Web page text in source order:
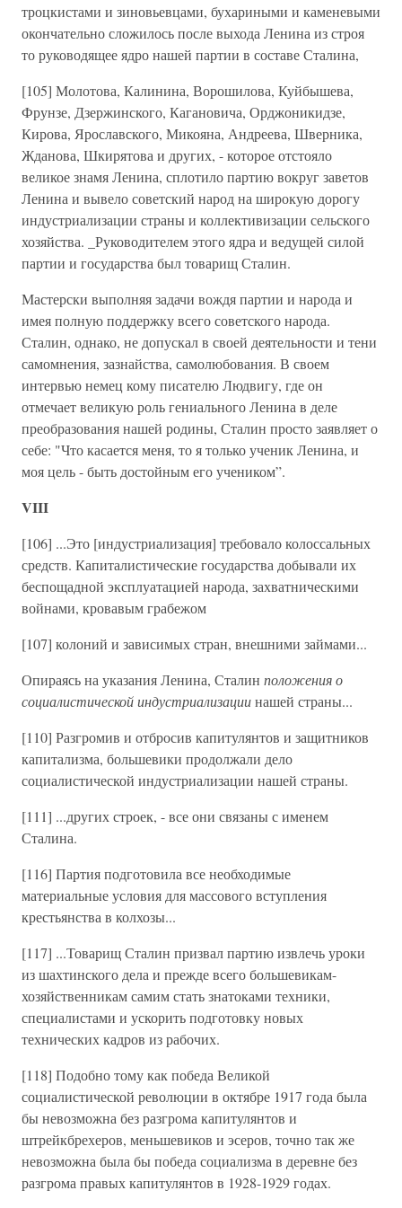
троцкистами и зиновьевцами, бухариными и каменевыми
окончательно сложилось после выхода Ленина из строя
то руководящее ядро нашей партии в составе Сталина,
[105] Молотова, Калинина, Ворошилова, Куйбышева,
Фрунзе, Дзержинского, Кагановича, Орджоникидзе,
Кирова, Ярославского, Микояна, Андреева, Шверника,
Жданова, Шкирятова и других, - которое отстояло
великое знамя Ленина, сплотило партию вокруг заветов
Ленина и вывело советский народ на широкую дорогу
индустриализации страны и коллективизации сельского
хозяйства. _Руководителем этого ядра и ведущей силой
партии и государства был товарищ Сталин.
Мастерски выполняя задачи вождя партии и народа и
имея полную поддержку всего советского народа.
Сталин, однако, не допускал в своей деятельности и тени
самомнения, зазнайства, самолюбования. В своем
интервью немец кому писателю Людвигу, где он
отмечает великую роль гениального Ленина в деле
преобразования нашей родины, Сталин просто заявляет о
себе: "Что касается меня, то я только ученик Ленина, и
моя цель - быть достойным его учеником”.
VIII
[106] ...Это [индустриализация] требовало колоссальных
средств. Капиталистические государства добывали их
беспощадной эксплуатацией народа, захватническими
войнами, кровавым грабежом
[107] колоний и зависимых стран, внешними займами...
Опираясь на указания Ленина, Сталин положения о
социалистической индустриализациинашей страны...
[110] Разгромив и отбросив капитулянтов и защитников
капитализма, большевики продолжали дело
социалистической индустриализации нашей страны.
[111] ...других строек, - все они связаны с именем
Сталина.
[116] Партия подготовила все необходимые
материальные условия для массового вступления
крестьянства в колхозы...
[117] ...Товарищ Сталин призвал партию извлечь уроки
из шахтинского дела и прежде всего большевикам-
хозяйственникам самим стать знатоками техники,
специалистами и ускорить подготовку новых
технических кадров из рабочих.
[118] Подобно тому как победа Великой
социалистической революции в октябре 1917 года была
бы невозможна без разгрома капитулянтов и
штрейкбрехеров, меньшевиков и эсеров, точно так же
невозможна была бы победа социализма в деревне без
разгрома правых капитулянтов в 1928-1929 годах.